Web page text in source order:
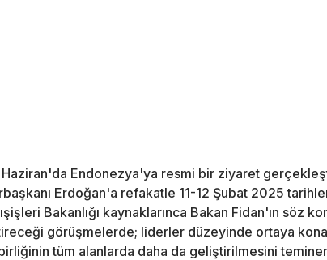
Haziran'da Endonezya'ya resmi bir ziyaret
Erdoğan'a refakatle 11-12 Şubat 2025
Bakanlığı kaynaklarınca Bakan Fidan'ın söz
görüşmelerde; liderler düzeyinde ortaya konan
tüm alanlarda daha da geliştirilmesini